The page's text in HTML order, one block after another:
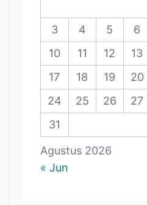
Agustus 2026
3
4 5 6
10
11 12 13
17
18 19 20
24
25 26 27
31
« Jun